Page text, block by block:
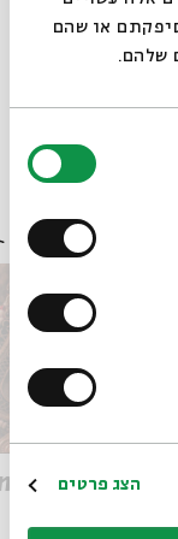
או שהם
שלהם.
הצג פרטים
BEIT
Sign